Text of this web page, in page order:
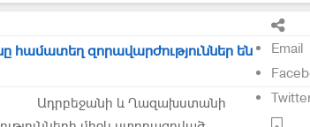
Email
զորավարժություններ են
Ադրբեջանի և Ղազախստանի